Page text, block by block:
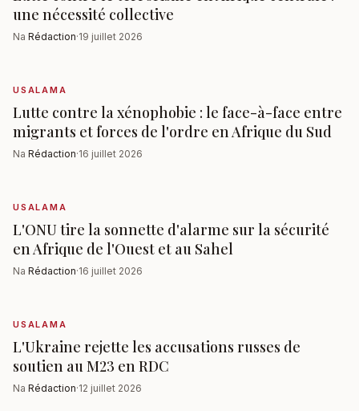
une nécessité collective
Na Rédaction·19 juillet 2026
USALAMA
Lutte contre la xénophobie : le face-à-face entre
migrants et forces de l'ordre en Afrique du Sud
Na Rédaction·16 juillet 2026
USALAMA
L'ONU tire la sonnette d'alarme sur la sécurité
en Afrique de l'Ouest et au Sahel
Na Rédaction·16 juillet 2026
USALAMA
L'Ukraine rejette les accusations russes de
soutien au M23 en RDC
Na Rédaction·12 juillet 2026